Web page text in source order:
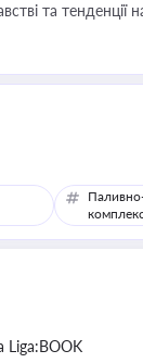
та тенденції
Liga:BOOK